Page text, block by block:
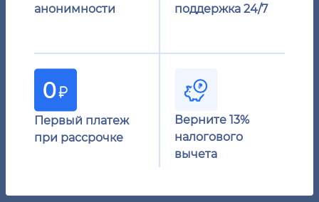
анонимности
поддержка 24/7
Первый платеж
при рассрочке
Верните 13%
налогового
вычета